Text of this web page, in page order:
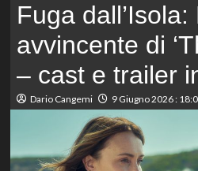
Fuga
avvincente di
– cast e trailer
Dario Cangemi 9 Giugno 2026 :